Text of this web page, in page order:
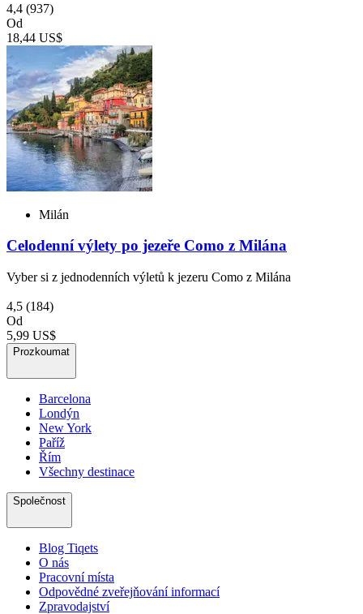
4,4 (937)
Od
18,44 US$
Milán
Celodenní výlety po jezeře Como z Milána
Vyber si z jednodenních výletů k jezeru Como z Milána
4,5 (184)
Od
5,99 US$
Prozkoumat
Barcelona
Londýn
New York
Paříž
Řím
Všechny destinace
Společnost
Blog Tiqets
O nás
Pracovní místa
Odpovědné zveřejňování informací
Zpravodajství